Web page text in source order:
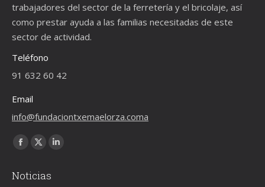
trabajadores del sector de la ferretería y el bricolaje, así
como prestar ayuda a las familias necesitadas de este
sector de actividad.
Teléfono
91 632 60 42
Email
info@fundaciontxemaelorza.coma
Encuéntranos en:
Facebook
opens
X
opens
Linkedin
Noticias